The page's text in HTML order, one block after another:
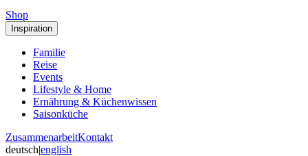
Shop
Inspiration
Familie
Reise
Events
Lifestyle & Home
Ernährung & Küchenwissen
Saisonküche
ZusammenarbeitKontakt
deutsch|english